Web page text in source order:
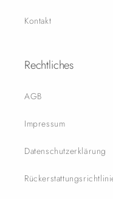
Kontakt
Rechtliches
AGB
Impressum
Datenschutzerklärung